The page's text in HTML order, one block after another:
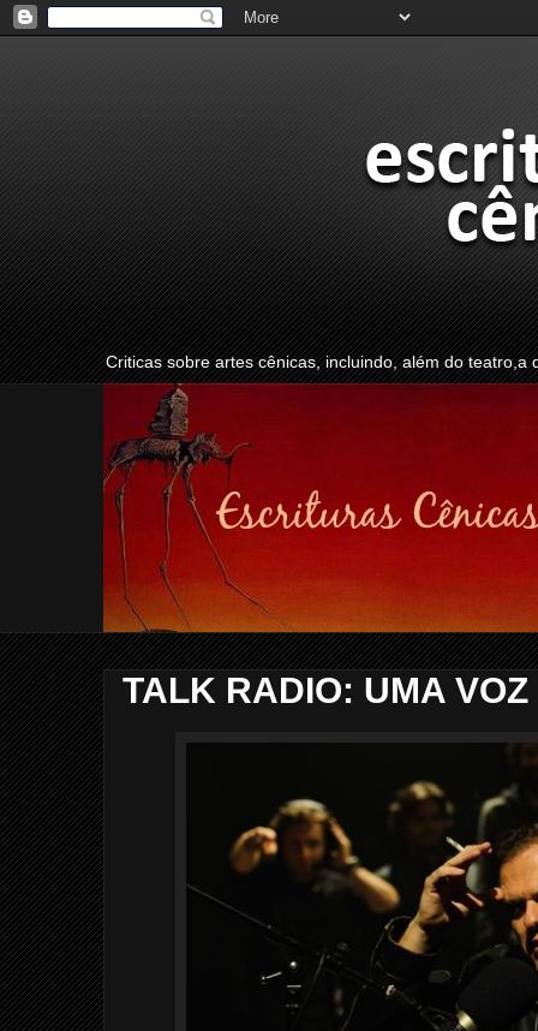
Criticas sobre artes cênicas, incluindo, além do
TALK RADIO: UMA